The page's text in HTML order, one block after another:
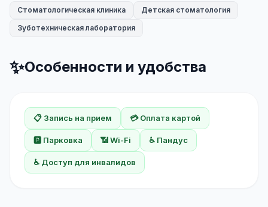
Стоматологическая клиника
Детская стоматология
Зуботехническая лаборатория
✨Особенности и удобства
📋 Запись на прием 💳 Оплата картой
🅿️ Парковка 📶 Wi-Fi ♿ Пандус
♿ Доступ для инвалидов